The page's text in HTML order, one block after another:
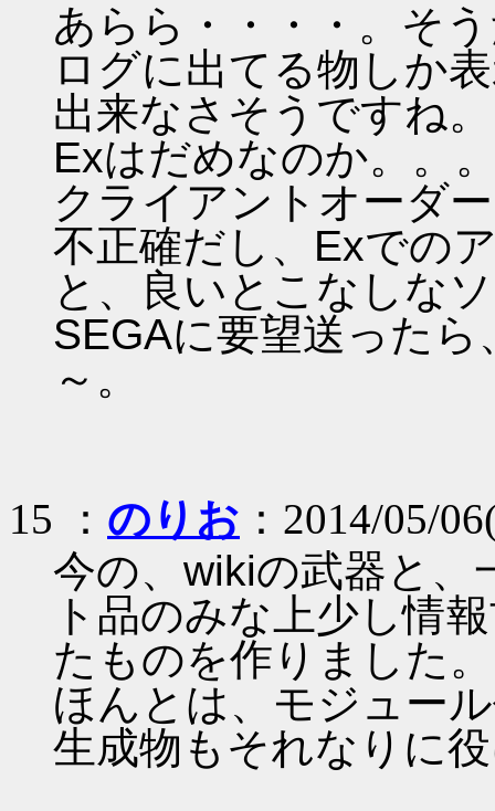
あらら・・・・。そ
ログに出てる物しか
出来なさそうですね。
Exはだめなのか。。
クライアントオーダ
不正確だし、Exでの
と、良いとこなしな
SEGAに要望送った
～。
15 ： のりお ：2014/05/
今の、wikiの武器と
ト品のみな上少し情
たものを作りました。
ほんとは、モジュー
生成物もそれなりに